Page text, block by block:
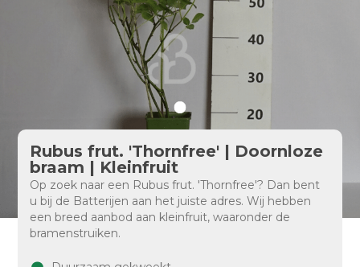
Rubus frut. 'Thornfree' | Doornloze
braam | Kleinfruit
Op zoek naar een Rubus frut. 'Thornfree'? Dan bent
u bij de Batterijen aan het juiste adres. Wij hebben
een breed aanbod aan kleinfruit, waaronder de
bramenstruiken.